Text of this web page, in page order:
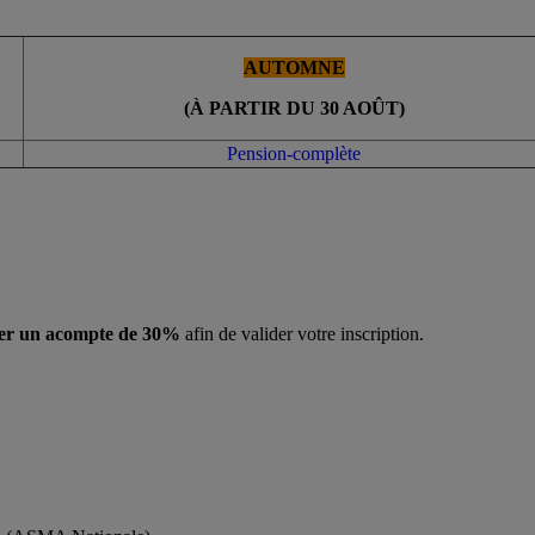
AUTOMNE
(À PARTIR DU 30 AOÛT)
Pension-complète
un acompte de 30% afin de valider votre inscription.